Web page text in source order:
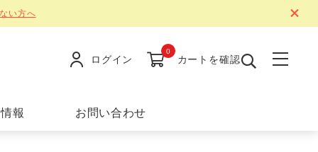
い方へ
ログイン
0
カートを確認
報 お問い合わせ